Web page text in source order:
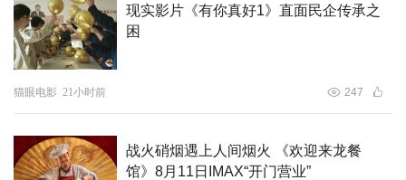
现实影片《有你真好1》直面民企传承之
困
猫眼电影 21小时前 247
战火硝烟遇上人间烟火 《欢迎来龙餐
馆》8月11日IMAX“开门营业”